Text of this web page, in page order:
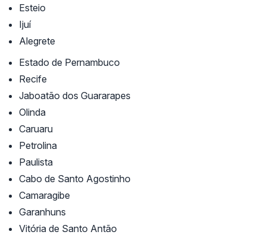
Esteio
Ijuí
Alegrete
Estado de Pernambuco
Recife
Jaboatão dos Guararapes
Olinda
Caruaru
Petrolina
Paulista
Cabo de Santo Agostinho
Camaragibe
Garanhuns
Vitória de Santo Antão